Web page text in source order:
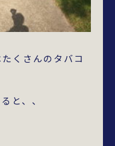
くさんのタバコ
と、、